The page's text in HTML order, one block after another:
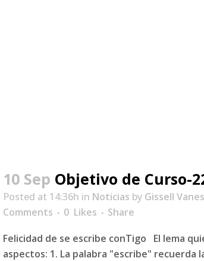
187
10 Sep Objetivo de Curso-
Posted at 14:36h in Noticias by Gissell
Comments
0 Likes
Share
Felicidad de se escribe conTigo El lema
aspectos: 1. La palabra "escribe" recuerda